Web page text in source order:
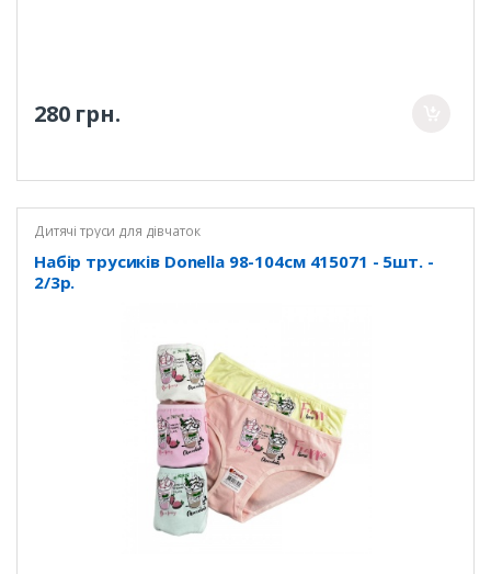
280 грн.
Дитячі труси для дівчаток
Набір трусиків Donella 98-104см 415071 - 5шт. -
2/3р.